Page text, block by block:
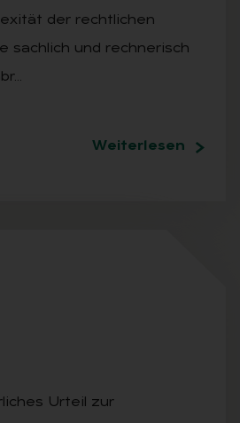
der rechtlichen
sachlich und rechnerisch
Weiterlesen
Urteil zur